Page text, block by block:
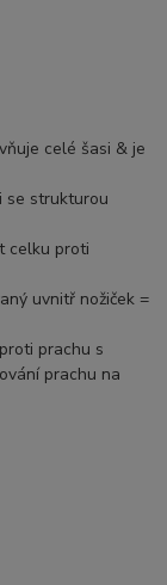
celé šasi & je
se strukturou
celku proti
uvnitř nožiček =
prachu s
prachu na